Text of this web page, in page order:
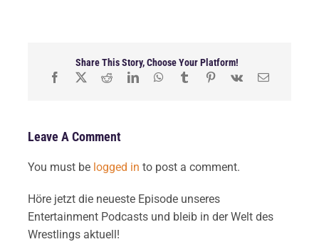
Share This Story, Choose Your Platform!
Leave A Comment
You must be logged in to post a comment.
Höre jetzt die neueste Episode unseres
Entertainment Podcasts und bleib in der Welt des
Wrestlings aktuell!